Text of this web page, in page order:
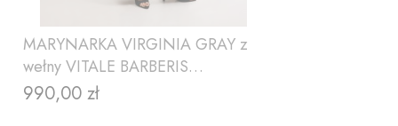
MARYNARKA VIRGINIA GRAY z
wełny VITALE BARBERIS
CANONICO
Cena
990,00 zł